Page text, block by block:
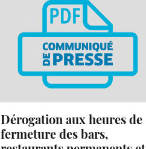
Dérogation aux heures de
fermeture des bars,